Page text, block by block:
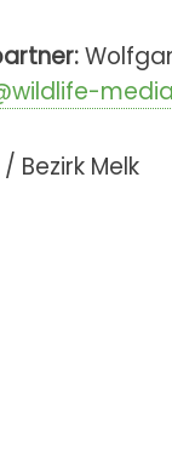
Bezirk Melk